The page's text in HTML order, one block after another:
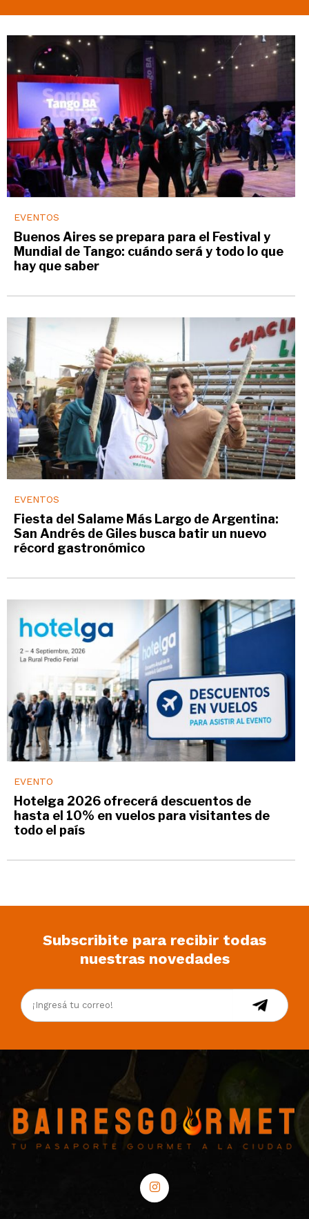
EVENTOS
Buenos Aires se prepara para el Festival y
Mundial de Tango: cuándo será y todo lo que
hay que saber
EVENTOS
Fiesta del Salame Más Largo de Argentina:
San Andrés de Giles busca batir un nuevo
récord gastronómico
EVENTO
Hotelga 2026 ofrecerá descuentos de
hasta el 10% en vuelos para visitantes de
todo el país
Subscribite para recibir todas
nuestras novedades